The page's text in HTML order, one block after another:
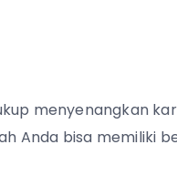
menyenangkan
Anda bisa memiliki